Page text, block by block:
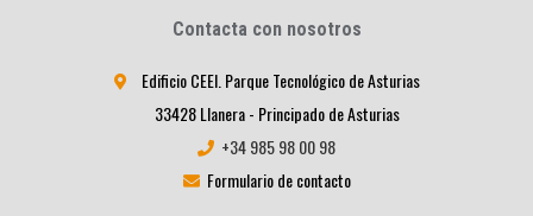
Contacta con nosotros
Edificio CEEI. Parque Tecnológico de Asturias
33428 Llanera - Principado de Asturias
+34 985 98 00 98
Formulario de contacto